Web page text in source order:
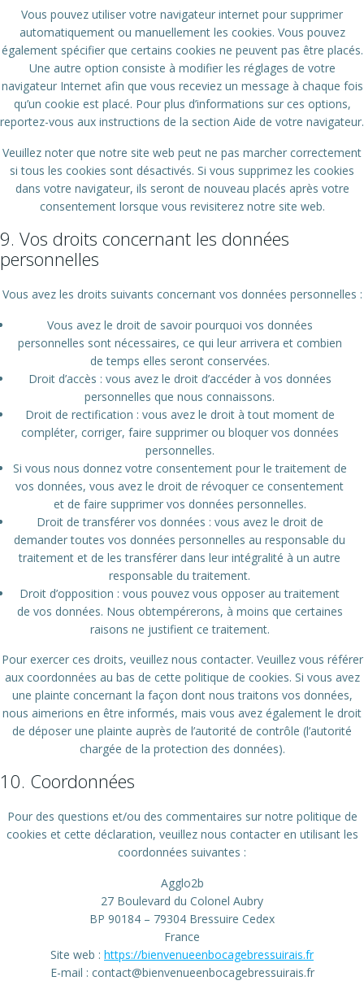
Vous pouvez utiliser votre navigateur internet pour supprimer
automatiquement ou manuellement les cookies. Vous pouvez
également spécifier que certains cookies ne peuvent pas être placés.
Une autre option consiste à modifier les réglages de votre
navigateur Internet afin que vous receviez un message à chaque fois
qu’un cookie est placé. Pour plus d’informations sur ces options,
reportez-vous aux instructions de la section Aide de votre navigateur.
Veuillez noter que notre site web peut ne pas marcher correctement
si tous les cookies sont désactivés. Si vous supprimez les cookies
dans votre navigateur, ils seront de nouveau placés après votre
consentement lorsque vous revisiterez notre site web.
9. Vos droits concernant les données
personnelles
Vous avez les droits suivants concernant vos données personnelles :
Vous avez le droit de savoir pourquoi vos données
personnelles sont nécessaires, ce qui leur arrivera et combien
de temps elles seront conservées.
Droit d’accès : vous avez le droit d’accéder à vos données
personnelles que nous connaissons.
Droit de rectification : vous avez le droit à tout moment de
compléter, corriger, faire supprimer ou bloquer vos données
personnelles.
Si vous nous donnez votre consentement pour le traitement de
vos données, vous avez le droit de révoquer ce consentement
et de faire supprimer vos données personnelles.
Droit de transférer vos données : vous avez le droit de
demander toutes vos données personnelles au responsable du
traitement et de les transférer dans leur intégralité à un autre
responsable du traitement.
Droit d’opposition : vous pouvez vous opposer au traitement
de vos données. Nous obtempérerons, à moins que certaines
raisons ne justifient ce traitement.
Pour exercer ces droits, veuillez nous contacter. Veuillez vous référer
aux coordonnées au bas de cette politique de cookies. Si vous avez
une plainte concernant la façon dont nous traitons vos données,
nous aimerions en être informés, mais vous avez également le droit
de déposer une plainte auprès de l’autorité de contrôle (l’autorité
chargée de la protection des données).
10. Coordonnées
Pour des questions et/ou des commentaires sur notre politique de
cookies et cette déclaration, veuillez nous contacter en utilisant les
coordonnées suivantes :
Agglo2b
27 Boulevard du Colonel Aubry
BP 90184 – 79304 Bressuire Cedex
France
Site web : https://bienvenueenbocagebressuirais.fr
E-mail : contact@bienvenueenbocagebressuirais.fr